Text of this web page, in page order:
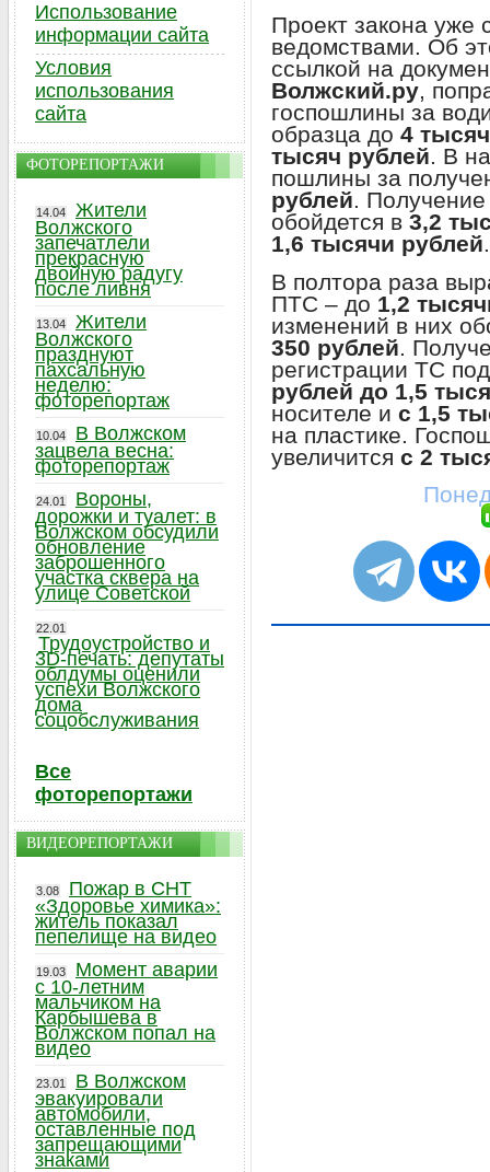
Проект закона уже
ведомствами. Об
ссылкой на
Волжский.ру,
госпошлины за
образца до 4
тысяч рублей. В
пошлины за
рублей.
обойдется в 3,2
1,6 тысячи рублей.
В полтора раза
ПТС – до 1,2
изменений в них
350 рублей.
регистрации ТС
рублей до 1,5
носителе и с 1,5
на пластике.
увеличится с 2
Использование
информации сайта
Условия
использования
сайта
ФОТОРЕПОРТАЖИ
14.04
Жители
Волжского
запечатлели
прекрасную
двойную радугу
после ливня
13.04
Жители
Волжского
празднуют
пахсальную
неделю:
фоторепортаж
10.04
В Волжском
зацвела весна:
фоторепортаж
24.01
Вороны,
дорожки и туалет: в
Волжском обсудили
обновление
заброшенного
участка сквера на
улице Советской
22.01
Трудоустройство и
3D-печать: депутаты
облдумы оценили
успехи Волжского
дома
соцобслуживания
Все
фоторепортажи
ВИДЕОРЕПОРТАЖИ
3.08
Пожар в СНТ
«Здоровье химика»:
житель показал
пепелище на видео
19.03
Момент аварии
с 10-летним
мальчиком на
Карбышева в
Волжском попал на
видео
23.01
В Волжском
эвакуировали
автомобили,
оставленные под
запрещающими
знаками